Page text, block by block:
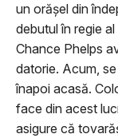
un orășel din
debutul în regie
Chance Phelps
datorie. Acum,
înapoi acasă.
face din acest
asigure că